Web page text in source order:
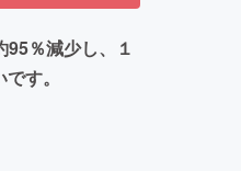
％減少し、１
す。